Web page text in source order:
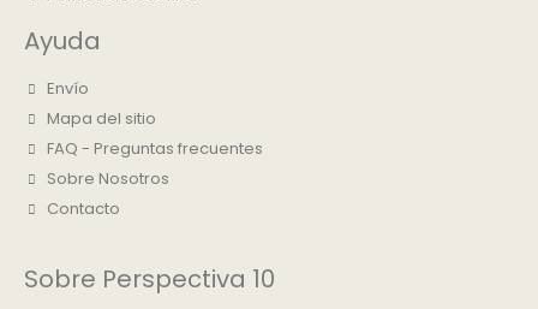
Ayuda
Envío
Mapa del sitio
FAQ - Preguntas frecuentes
Sobre Nosotros
Contacto
Sobre Perspectiva 10